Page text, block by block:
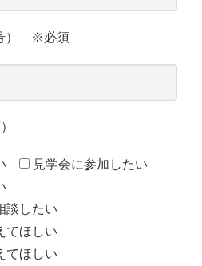
） ※必須
見学会に参加したい
談したい
てほしい
てほしい